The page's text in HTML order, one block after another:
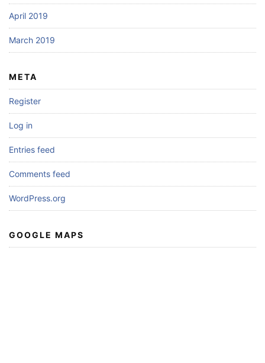
April 2019
March 2019
META
Register
Log in
Entries feed
Comments feed
WordPress.org
GOOGLE MAPS